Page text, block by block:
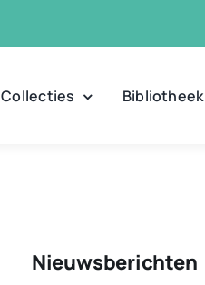
Collecties Bibliotheek
Nieuwsberichten